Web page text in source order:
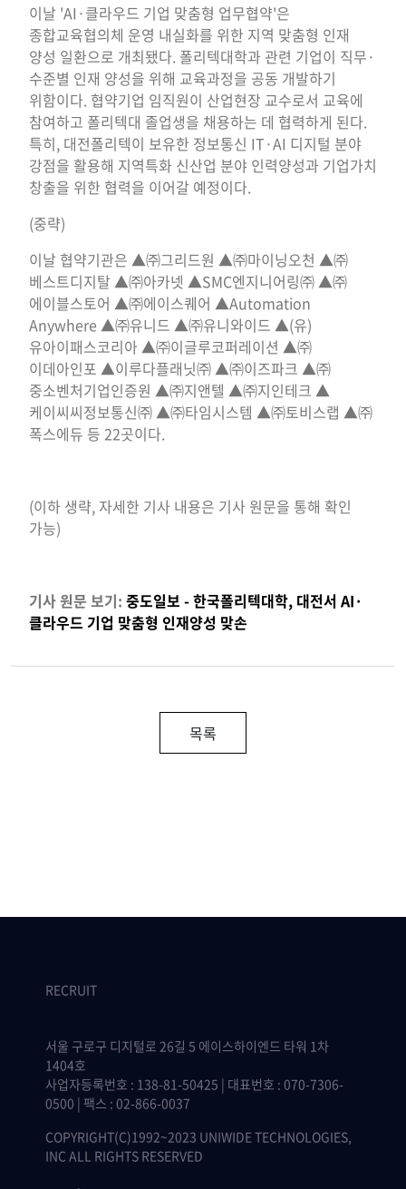
이날 'AI·클라우드 기업 맞춤형 업무협약'은
종합교육협의체 운영 내실화를 위한 지역 맞춤형 인재
양성 일환으로 개최됐다. 폴리텍대학과 관련 기업이 직무·
수준별 인재 양성을 위해 교육과정을 공동 개발하기
위함이다. 협약기업 임직원이 산업현장 교수로서 교육에
참여하고 폴리텍대 졸업생을 채용하는 데 협력하게 된다.
특히, 대전폴리텍이 보유한 정보통신 IT·AI 디지털 분야
강점을 활용해 지역특화 신산업 분야 인력양성과 기업가치
창출을 위한 협력을 이어갈 예정이다.
(중략)
이날 협약기관은 ▲㈜그리드원 ▲㈜마이닝오천 ▲㈜
베스트디지탈 ▲㈜아카넷 ▲SMC엔지니어링㈜ ▲㈜
에이블스토어 ▲㈜에이스퀘어 ▲Automation
Anywhere ▲㈜유니드 ▲㈜유니와이드 ▲(유)
유아이패스코리아 ▲㈜이글루코퍼레이션 ▲㈜
이데아인포 ▲이루다플래닛㈜ ▲㈜이즈파크 ▲㈜
중소벤처기업인증원 ▲㈜지앤텔 ▲㈜지인테크 ▲
케이씨씨정보통신㈜ ▲㈜타임시스템 ▲㈜토비스랩 ▲㈜
폭스에듀 등 22곳이다.
(이하 생략, 자세한 기사 내용은 기사 원문을 통해 확인
가능)
기사 원문 보기: 중도일보 - 한국폴리텍대학, 대전서 AI·
클라우드 기업 맞춤형 인재양성 맞손
목록
RECRUIT
서울 구로구 디지털로 26길 5 에이스하이엔드 타워 1차
1404호
사업자등록번호 : 138-81-50425 | 대표번호 : 070-7306-
0500 | 팩스 : 02-866-0037
COPYRIGHT(C)1992~2023 UNIWIDE TECHNOLOGIES,
INC ALL RIGHTS RESERVED